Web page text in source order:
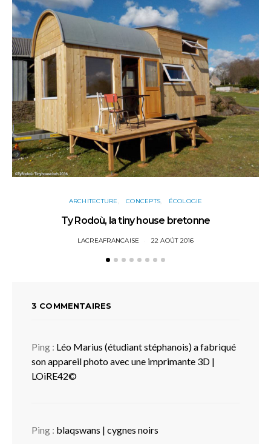
ARCHITECTURE CONCEPTS ÉCOLOGIE
Ty Rodoù, la tiny house bretonne
LACREAFRANCAISE 22 AOÛT 2016
3 COMMENTAIRES
Ping : Léo Marius (étudiant stéphanois) a fabriqué
son appareil photo avec une imprimante 3D |
LOiRE42©
Ping : blaqswans | cygnes noirs